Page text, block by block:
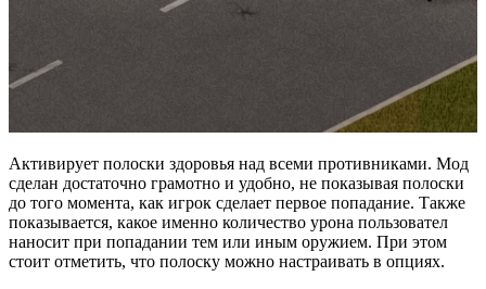
Активирует полоски здоровья над всеми противниками. Мод
сделан достаточно грамотно и удобно, не показывая полоски
до того момента, как игрок сделает первое попадание. Также
показывается, какое именно количество урона пользовател
наносит при попадании тем или иным оружием. При этом
стоит отметить, что полоску можно настраивать в опциях.